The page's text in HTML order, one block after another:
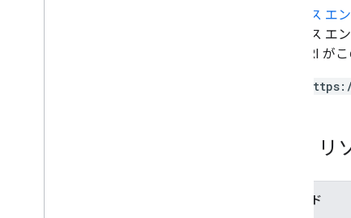
サービス エ
サービス エ
ての URI が
REST
メソッド